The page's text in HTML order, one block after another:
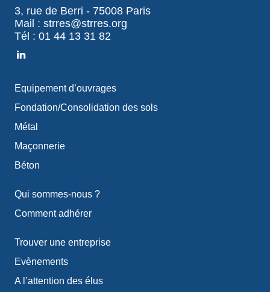
3, rue de Berri - 75008 Paris
Mail : strres@strres.org
Tél : 01 44 13 31 82
Equipement d’ouvrages
Fondation/Consolidation des sols
Métal
Maçonnerie
Béton
Qui sommes-nous ?
Comment adhérer
Trouver une entreprise
Evènements
A l’attention des élus